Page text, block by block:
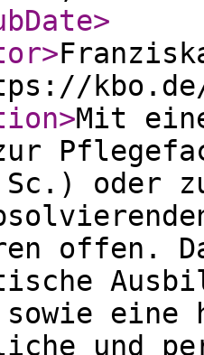
>
>
>Mit
oder
offen.
sowie
und